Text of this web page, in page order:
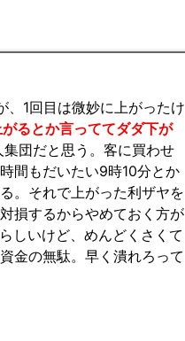
、1回目は微妙に上がったけ
るとか言っててダダ下が
団だと思う。客に買わせ
間もだいたい9時10分とか
。それで上がった利ザヤを
損するからやめておく方が
しいけど、めんどくさくて
金の無駄。早く潰れろって